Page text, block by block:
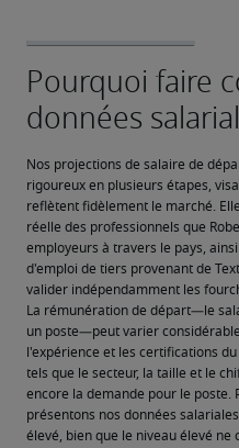
Nos projections de salaire de
rigoureux en plusieurs étapes,
reflètent fidèlement le marché.
réelle des professionnels que
employeurs à travers le pays,
d'emploi de tiers provenant de
valider indépendamment les
La rémunération de départ—le
un poste—peut varier
l'expérience et les certifications
tels que le secteur, la taille et le
encore la demande pour le poste.
présentons nos données
élevé, bien que le niveau élevé ne